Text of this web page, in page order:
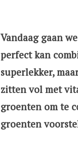
Vandaag gaan
perfect kan
superlekker,
zitten vol met
groenten om te
groenten